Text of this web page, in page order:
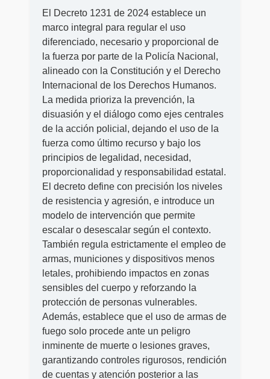
El Decreto 1231 de 2024 establece un
marco integral para regular el uso
diferenciado, necesario y proporcional de
la fuerza por parte de la Policía Nacional,
alineado con la Constitución y el Derecho
Internacional de los Derechos Humanos.
La medida prioriza la prevención, la
disuasión y el diálogo como ejes centrales
de la acción policial, dejando el uso de la
fuerza como último recurso y bajo los
principios de legalidad, necesidad,
proporcionalidad y responsabilidad estatal.
El decreto define con precisión los niveles
de resistencia y agresión, e introduce un
modelo de intervención que permite
escalar o desescalar según el contexto.
También regula estrictamente el empleo de
armas, municiones y dispositivos menos
letales, prohibiendo impactos en zonas
sensibles del cuerpo y reforzando la
protección de personas vulnerables.
Además, establece que el uso de armas de
fuego solo procede ante un peligro
inminente de muerte o lesiones graves,
garantizando controles rigurosos, rendición
de cuentas y atención posterior a las